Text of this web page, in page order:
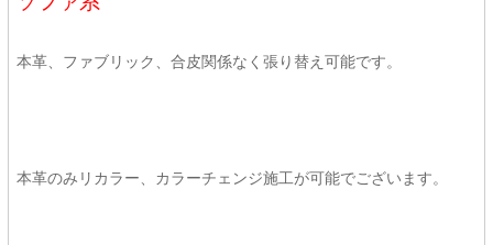
本革、ファブリック、合皮関係なく張り替え可能です。
本革のみリカラー、カラーチェンジ施工が可能でございます。